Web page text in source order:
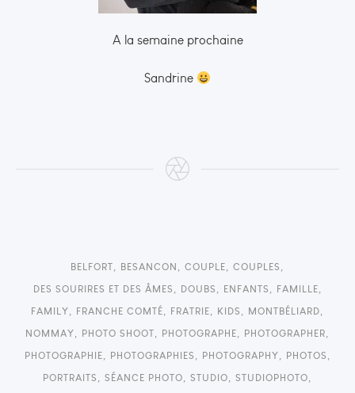
A la semaine prochaine
Sandrine
BELFORT, BESANCON , COUPLE, COUPLES ,
DES SOURIRES ET DES ÂMES , DOUBS , ENFANTS , FAMILLE,
FAMILY, FRANCHE COMTÉ, FRATRIE, KIDS , MONTBÉLIARD,
NOMMAY, PHOTO SHOOT, PHOTOGRAPHE, PHOTOGRAPHER,
PHOTOGRAPHIE, PHOTOGRAPHIES , PHOTOGRAPHY, PHOTOS ,
PORTRAITS , SÉANCE PHOTO, STUDIO, STUDIOPHOTO,